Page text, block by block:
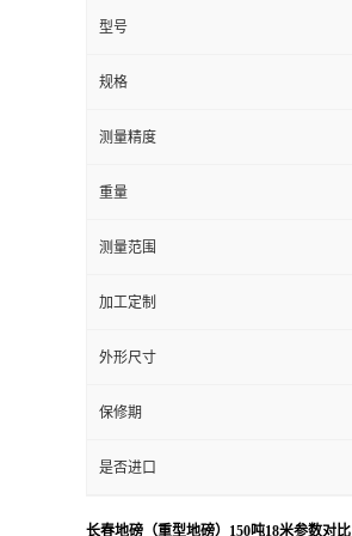
型号
规格
测量精度
重量
测量范围
加工定制
外形尺寸
保修期
是否进口
长春地磅（重型地磅）150吨18米参数对比